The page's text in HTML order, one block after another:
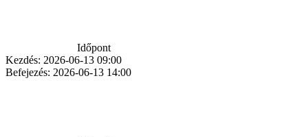
Időpont
Kezdés: 2026-06-13 09:00
Befejezés: 2026-06-13 14:00